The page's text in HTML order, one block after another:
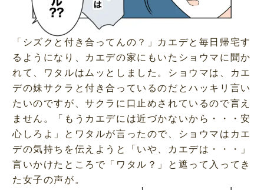
「シズクと付き合ってんの？」カエデと毎日帰宅す
るようになり、カエデの家にもいたショウマに聞か
れて、ワタルはムッとしました。ショウマは、カエ
デの妹サクラと付き合っているのだとハッキリ言い
たいのですが、サクラに口止めされているので言え
ません。「もうカエデには近づかないから・・・安
心しろよ」とワタルが言ったので、ショウマはカエ
デの気持ちを伝えようと「いや、カエデは・・・」
言いかけたところで「ワタル？」と遮って入ってき
た女子の声が。